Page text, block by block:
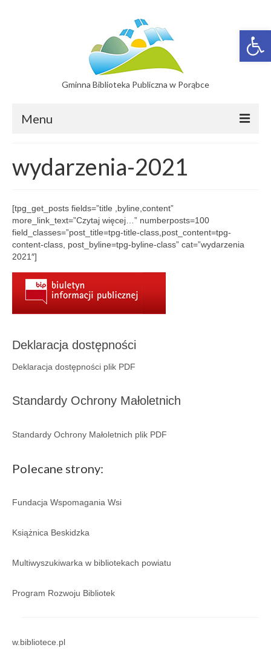
Gminna Biblioteka Publiczna w Porąbce
Menu
Filia w Bujakowie
Filia w Kobiernicach
Katalog On-line
Aktualności
Wydarzenia 2022
wydarzenia 2020
wydarzenia 2019
wydarzenia 2018
RODO
Klauzula informacyjna
wydarzenia-2021
[tpg_get_posts fields=”title ,byline,content”
more_link_text=”Czytaj więcej…” numberposts=100
field_classes=”post_title=tpg-title-class,post_content=tpg-
content-class, post_byline=tpg-byline-class” cat=”wydarzenia
2021″]
Deklaracja dostępności
Deklaracja dostępności plik PDF
Standardy Ochrony Małoletnich
Standardy Ochrony Małoletnich plik PDF
Polecane strony:
Fundacja Wspomagania Wsi
Książnica Beskidzka
Multiwyszukiwarka w bibliotekach powiatu
Program Rozwoju Bibliotek
w.bibliotece.pl